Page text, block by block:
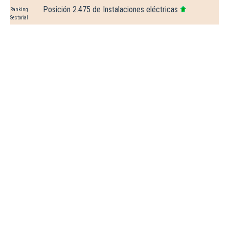
Ranking
Sectorial
Posición 2.475 de Instalaciones eléctricas